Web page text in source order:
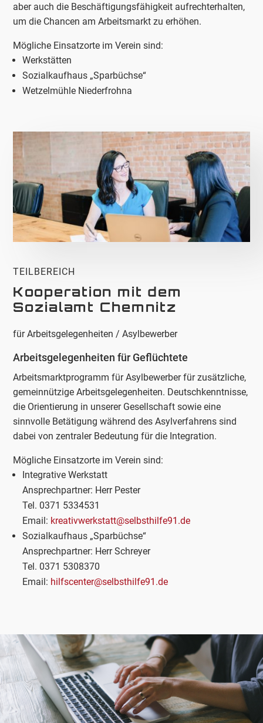
aber auch die Beschäftigungsfähigkeit aufrechterhalten,
um die Chancen am Arbeitsmarkt zu erhöhen.
Mögliche Einsatzorte im Verein sind:
Werkstätten
Sozialkaufhaus „Sparbüchse“
Wetzelmühle Niederfrohna
TEILBEREICH
Kooperation mit dem
Sozialamt Chemnitz
für Arbeitsgelegenheiten / Asylbewerber
Arbeitsgelegenheiten für Geflüchtete
Arbeitsmarktprogramm für Asylbewerber für zusätzliche,
gemeinnützige Arbeitsgelegenheiten. Deutschkenntnisse,
die Orientierung in unserer Gesellschaft sowie eine
sinnvolle Betätigung während des Asylverfahrens sind
dabei von zentraler Bedeutung für die Integration.
Mögliche Einsatzorte im Verein sind:
Integrative Werkstatt
Ansprechpartner: Herr Pester
Tel. 0371 5334531
Email: kreativwerkstatt@selbsthilfe91.de
Sozialkaufhaus „Sparbüchse“
Ansprechpartner: Herr Schreyer
Tel. 0371 5308370
Email: hilfscenter@selbsthilfe91.de